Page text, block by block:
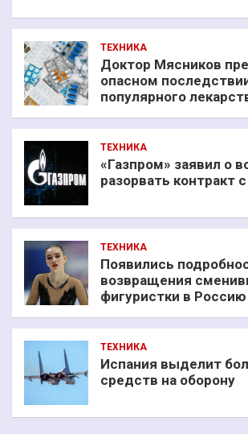
ТЕХНИКА
Доктор Мясников
опасном
популярного
ТЕХНИКА
«Газпром» заявил о
разорвать контракт
ТЕХНИКА
Появились
возвращения
фигуристки в Россию
ТЕХНИКА
Испания выделит
средств на оборону